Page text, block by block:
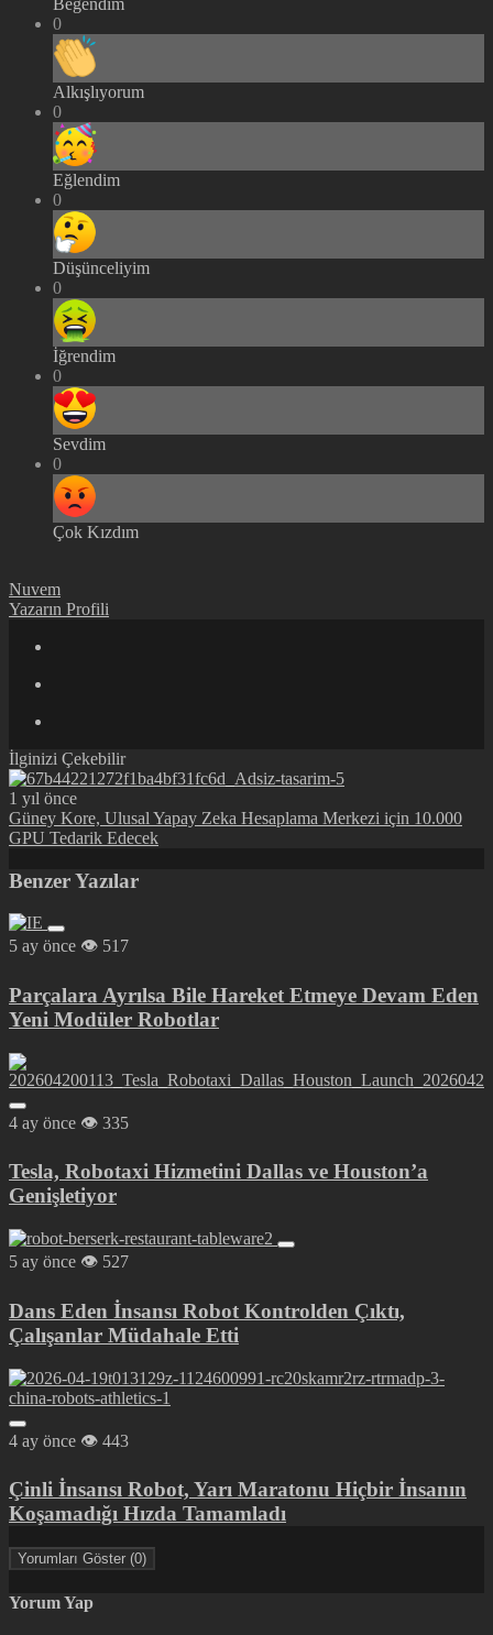
0
Alkışlıyorum
0
Eğlendim
0
Düşünceliyim
0
İğrendim
0
Sevdim
0
Çok Kızdım
Nuvem
Yazarın Profili
İlginizi Çekebilir
1 yıl önce
Güney Kore, Ulusal Yapay Zeka Hesaplama Merkezi için 10.000
GPU Tedarik Edecek
Benzer Yazılar
5 ay önce 517
Parçalara Ayrılsa Bile Hareket Etmeye Devam Eden
Yeni Modüler Robotlar
4 ay önce 335
Tesla, Robotaxi Hizmetini Dallas ve Houston’a
Genişletiyor
5 ay önce 527
Dans Eden İnsansı Robot Kontrolden Çıktı,
Çalışanlar Müdahale Etti
4 ay önce 443
Çinli İnsansı Robot, Yarı Maratonu Hiçbir İnsanın
Koşamadığı Hızda Tamamladı
Yorumları Göster (0)
Yorum Yap